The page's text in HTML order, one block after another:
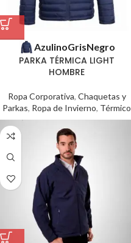
AzulinoGrisNegro
PARKA TÉRMICA LIGHT
HOMBRE
Ropa Corporativa, Chaquetas y
Parkas, Ropa de Invierno, Térmico